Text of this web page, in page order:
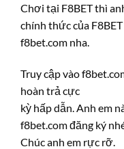
Chơi tại F8BET thì
chính thức của
f8bet.com nha.
Truy cập vào
hoàn trả cực
kỳ hấp dẫn. Anh em
f8bet.com đăng ký
Chúc anh em rực rỡ.